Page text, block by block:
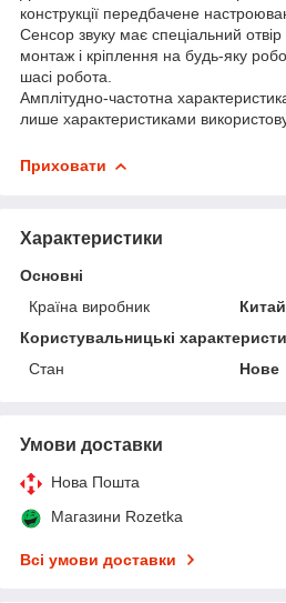
конструкції передбачене
Сенсор звуку має спеціальний
монтаж і кріплення на будь-яку
шасі робота.
Амплітудно-частотна
лише характеристиками
Приховати
Характеристики
Основні
Країна виробник
Китай
Користувальницькі
Стан
Нове
Умови доставки
Нова Пошта
Магазини Rozetka
Всі умови доставки